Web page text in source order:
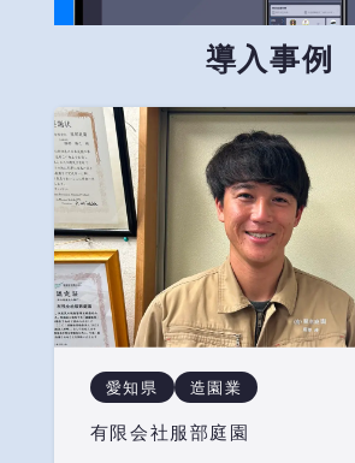
導入事例
愛知県 造園業
有限会社服部庭園